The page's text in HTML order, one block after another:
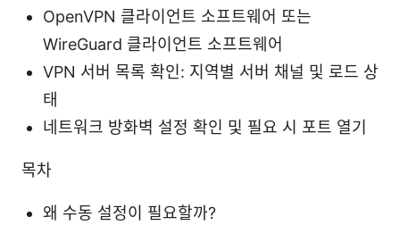
OpenVPN 클라이언트 소프트웨어 또는
WireGuard 클라이언트 소프트웨어
VPN 서버 목록 확인: 지역별 서버 채널 및 로드 상
태
네트워크 방화벽 설정 확인 및 필요 시 포트 열기
목차
왜 수동 설정이 필요할까?